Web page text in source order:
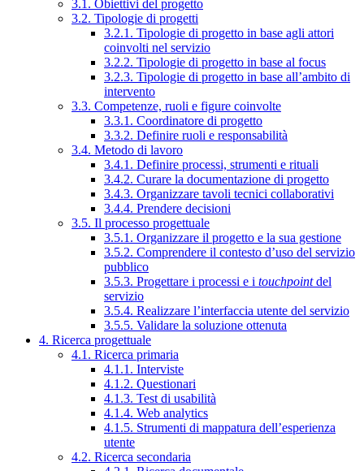
3.1. Obiettivi del progetto
3.2. Tipologie di progetti
3.2.1. Tipologie di progetto in base agli attori
coinvolti nel servizio
3.2.2. Tipologie di progetto in base al focus
3.2.3. Tipologie di progetto in base all’ambito di
intervento
3.3. Competenze, ruoli e figure coinvolte
3.3.1. Coordinatore di progetto
3.3.2. Definire ruoli e responsabilità
3.4. Metodo di lavoro
3.4.1. Definire processi, strumenti e rituali
3.4.2. Curare la documentazione di progetto
3.4.3. Organizzare tavoli tecnici collaborativi
3.4.4. Prendere decisioni
3.5. Il processo progettuale
3.5.1. Organizzare il progetto e la sua gestione
3.5.2. Comprendere il contesto d’uso del servizio
pubblico
3.5.3. Progettare i processi e i touchpointdel
servizio
3.5.4. Realizzare l’interfaccia utente del servizio
3.5.5. Validare la soluzione ottenuta
4. Ricerca progettuale
4.1. Ricerca primaria
4.1.1. Interviste
4.1.2. Questionari
4.1.3. Test di usabilità
4.1.4. Web analytics
4.1.5. Strumenti di mappatura dell’esperienza
utente
4.2. Ricerca secondaria